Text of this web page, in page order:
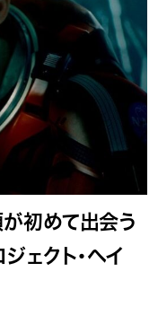
初めて出会う
ェクト・ヘイ